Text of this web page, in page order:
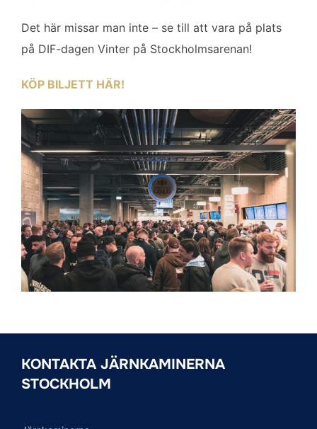
Det här missar man inte – se till att vara på plats
på DIF-dagen Vinter på Stockholmsarenan!
KÖP BILJETT HÄR!
KONTAKTA JÄRNKAMINERNA
STOCKHOLM